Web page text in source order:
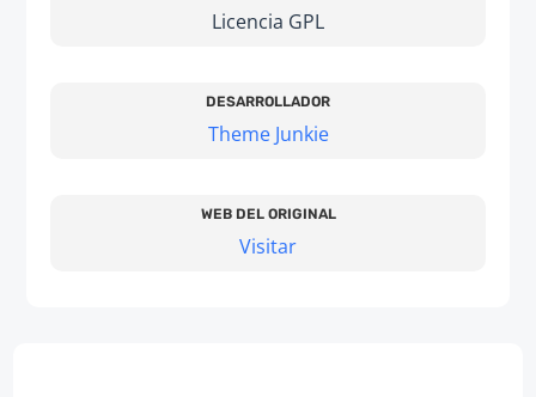
Licencia GPL
DESARROLLADOR
Theme Junkie
WEB DEL ORIGINAL
Visitar